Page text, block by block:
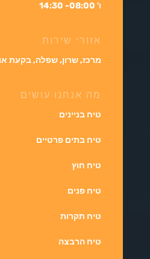
ו' 08:00- 14:30
אזורי שירות
מרכז, שרון, שפלה, בקעת
מה אנחנו עושים
טיח בניינים
טיח בתים פרטיים
טיח חוץ
טיח פנים
טיח תקרות
טיח הרבצה